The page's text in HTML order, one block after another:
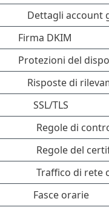
Dettagli account
Firma DKIM
Protezioni del
Risposte di
SSL/TLS
Regole di
Regole del
Traffico di rete
Fasce orarie